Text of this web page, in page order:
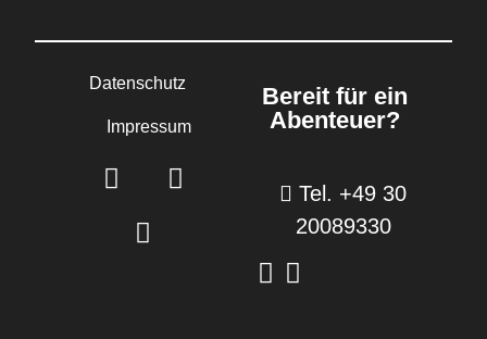
Datenschutz
Impressum
Bereit für ein
Abenteuer?
Tel. +49 30
20089330